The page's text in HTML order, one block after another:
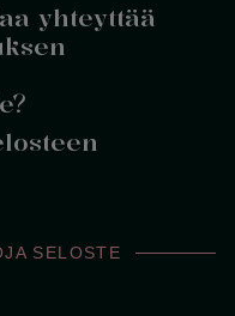
yhteyttää
SELOSTE